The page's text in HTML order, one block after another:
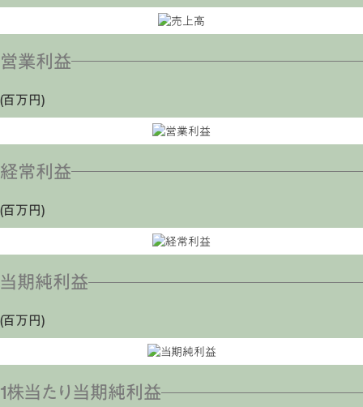
営業利益
(百万円)
経常利益
(百万円)
当期純利益
(百万円)
1株当たり当期純利益